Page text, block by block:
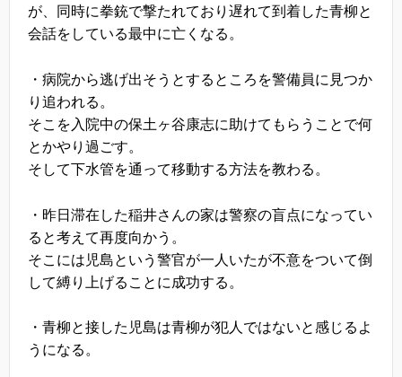
が、同時に拳銃で撃たれており遅れて到着した青柳と
会話をしている最中に亡くなる。
・病院から逃げ出そうとするところを警備員に見つか
り追われる。
そこを入院中の保土ヶ谷康志に助けてもらうことで何
とかやり過ごす。
そして下水管を通って移動する方法を教わる。
・昨日滞在した稲井さんの家は警察の盲点になってい
ると考えて再度向かう。
そこには児島という警官が一人いたが不意をついて倒
して縛り上げることに成功する。
・青柳と接した児島は青柳が犯人ではないと感じるよ
うになる。